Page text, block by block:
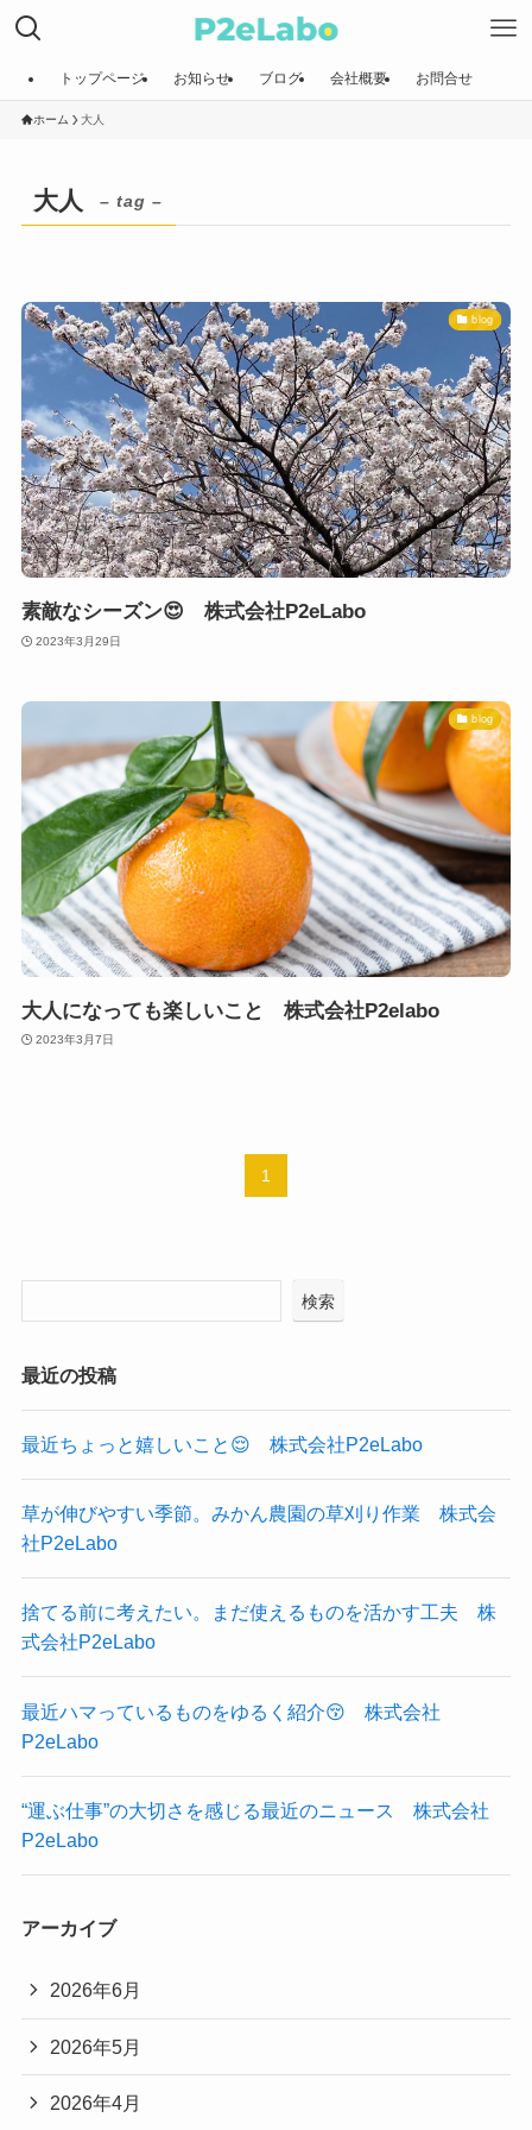
トップページ お知らせ ブログ 会社概要 お問合せ
ホーム 大人
大人 – tag –
blog
素敵なシーズン😍 株式会社P2eLabo
2023年3月29日
blog
大人になっても楽しいこと 株式会社P2elabo
2023年3月7日
1
検索
最近の投稿
最近ちょっと嬉しいこと😌 株式会社P2eLabo
草が伸びやすい季節。みかん農園の草刈り作業 株式会
社P2eLabo
捨てる前に考えたい。まだ使えるものを活かす工夫 株
式会社P2eLabo
最近ハマっているものをゆるく紹介😚 株式会社
P2eLabo
“運ぶ仕事”の大切さを感じる最近のニュース 株式会社
P2eLabo
アーカイブ
2026年6月
2026年5月
2026年4月